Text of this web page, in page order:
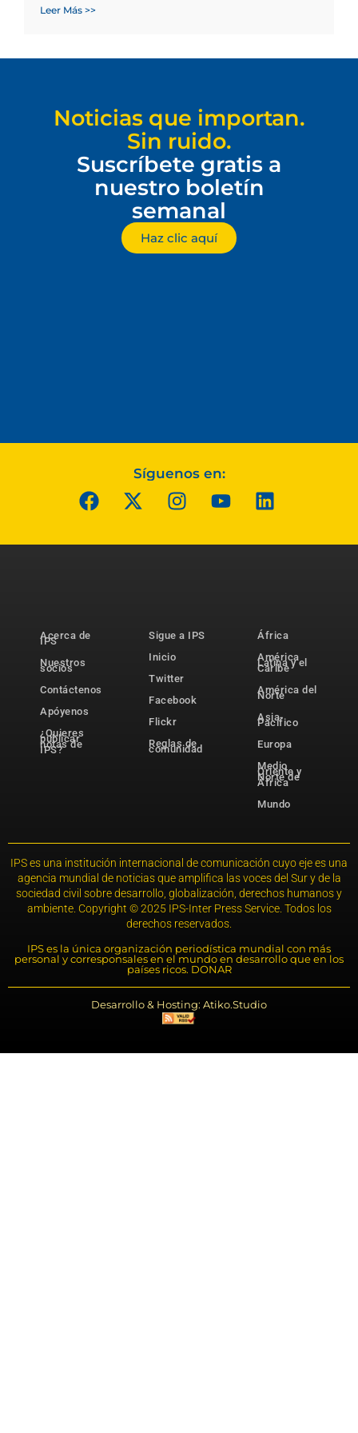
Leer Más >>
Noticias que importan.
Sin ruido.
Suscríbete gratis a
nuestro boletín
semanal
Haz clic aquí
Síguenos en:
Acerca de
IPS
Nuestros
socios
Contáctenos
Apóyenos
¿Quieres
publicar
notas de
IPS?
Sigue a IPS
Inicio
Twitter
Facebook
Flickr
Reglas de
comunidad
África
América
Latina y el
Caribe
América del
Norte
Asia-
Pacífico
Europa
Medio
Oriente y
Norte de
África
Mundo
IPS es una institución internacional de comunicación cuyo eje es una
agencia mundial de noticias que amplifica las voces del Sur y de la
sociedad civil sobre desarrollo, globalización, derechos humanos y
ambiente. Copyright © 2025 IPS-Inter Press Service. Todos los
derechos reservados.
IPS es la única organización periodística mundial con más
personal y corresponsales en el mundo en desarrollo que en los
países ricos. DONAR
Desarrollo & Hosting: Atiko.Studio